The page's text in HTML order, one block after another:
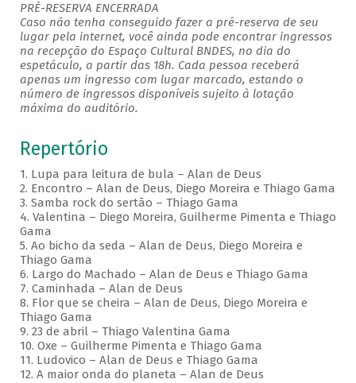
PRÉ-RESERVA ENCERRADA
Caso não tenha conseguido fazer a pré-reserva de seu
lugar pela internet, você ainda pode encontrar ingressos
na recepção do Espaço Cultural BNDES, no dia do
espetáculo, a partir das 18h. Cada pessoa receberá
apenas um ingresso com lugar marcado, estando o
número de ingressos disponíveis sujeito à lotação
máxima do auditório.
Repertório
1. Lupa para leitura de bula – Alan de Deus
2. Encontro – Alan de Deus, Diego Moreira e Thiago Gama
3. Samba rock do sertão – Thiago Gama
4. Valentina – Diego Moreira, Guilherme Pimenta e Thiago
Gama
5. Ao bicho da seda – Alan de Deus, Diego Moreira e
Thiago Gama
6. Largo do Machado – Alan de Deus e Thiago Gama
7. Caminhada – Alan de Deus
8. Flor que se cheira – Alan de Deus, Diego Moreira e
Thiago Gama
9. 23 de abril – Thiago Valentina Gama
10. Oxe – Guilherme Pimenta e Thiago Gama
11. Ludovico – Alan de Deus e Thiago Gama
12. A maior onda do planeta – Alan de Deus